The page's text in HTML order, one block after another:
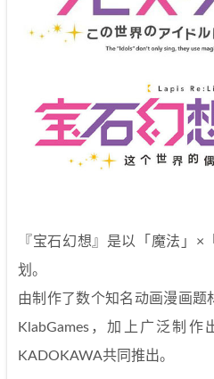
『宝石幻想』是以「魔法」×
划。
由制作了数个知名动画漫画题
KlabGames，加上广泛制作
KADOKAWA共同推出。